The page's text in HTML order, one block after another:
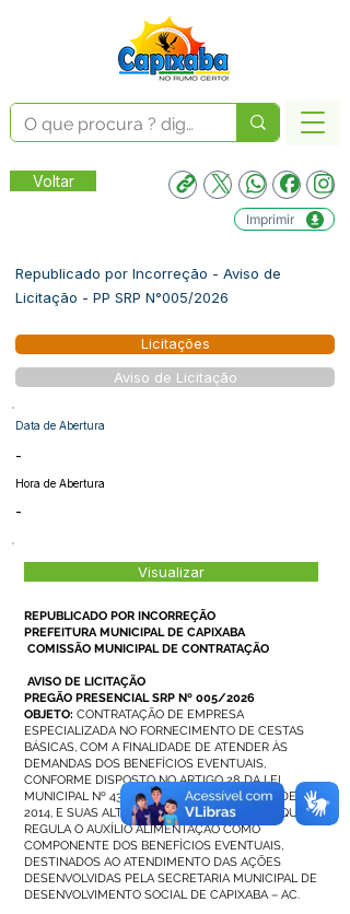
Voltar
Imprimir
Republicado por Incorreção - Aviso de
Licitação - PP SRP N°005/2026
Licitações
Aviso de Licitação
Data de Abertura
-
Hora de Abertura
-
Visualizar
REPUBLICADO POR INCORREÇÃO
PREFEITURA MUNICIPAL DE CAPIXABA
COMISSÃO MUNICIPAL DE CONTRATAÇÃO
AVISO DE LICITAÇÃO
PREGÃO PRESENCIAL SRP Nº 005/2026
OBJETO: CONTRATAÇÃO DE EMPRESA
ESPECIALIZADA NO FORNECIMENTO DE CESTAS
BÁSICAS, COM A FINALIDADE DE ATENDER ÀS
DEMANDAS DOS BENEFÍCIOS EVENTUAIS,
CONFORME DISPOSTO NO ARTIGO 28 DA LEI
MUNICIPAL Nº 438/2014, DE 9 DE OUTUBRO DE
2014, E SUAS ALTERAÇÕES POSTERIORES, A QUAL
REGULA O AUXÍLIO ALIMENTAÇÃO COMO
COMPONENTE DOS BENEFÍCIOS EVENTUAIS,
DESTINADOS AO ATENDIMENTO DAS AÇÕES
DESENVOLVIDAS PELA SECRETARIA MUNICIPAL DE
DESENVOLVIMENTO SOCIAL DE CAPIXABA – AC.